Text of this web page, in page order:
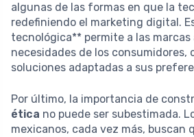
algunas de las formas en que la
redefiniendo el marketing digital.
tecnológica** permite a las
necesidades de los consumidores,
soluciones adaptadas a sus
Por último, la importancia de
ética no puede ser subestimada.
mexicanos, cada vez más, buscan